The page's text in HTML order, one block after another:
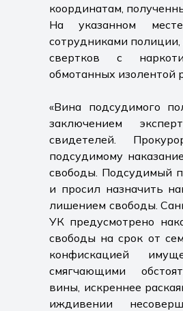
координатам,
На указанном
сотрудниками
свертков с
обмотанных изолентой
«Вина подсудимого
заключением
свидетелей.
подсудимому
свободы. Подсудимый
и просил назначить
лишением свободы.
УК предусмотрено
свободы на срок от
конфискацией
смягчающими
вины, искреннее
иждивении